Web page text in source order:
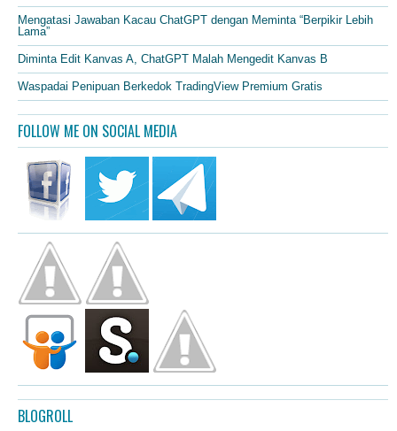
Mengatasi Jawaban Kacau ChatGPT dengan Meminta “Berpikir Lebih
Lama”
Diminta Edit Kanvas A, ChatGPT Malah Mengedit Kanvas B
Waspadai Penipuan Berkedok TradingView Premium Gratis
FOLLOW ME ON SOCIAL MEDIA
BLOGROLL